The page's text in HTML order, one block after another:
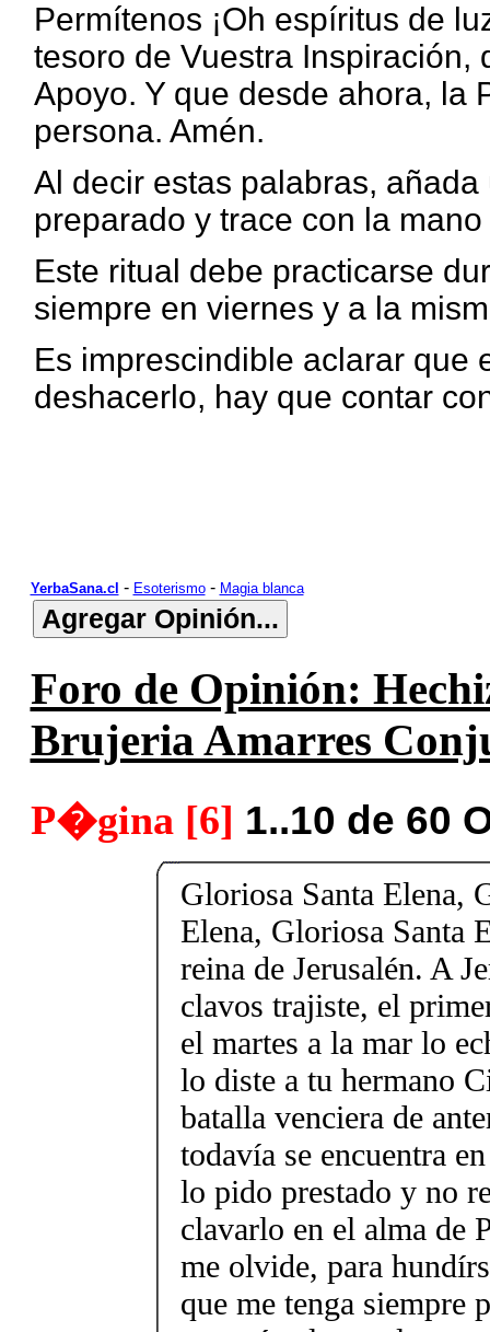
Permítenos ¡Oh espíritus de
tesoro de Vuestra Inspiración,
Apoyo. Y que desde ahora, la
persona. Amén.
Al decir estas palabras,
preparado y trace con la
Este ritual debe practicarse
siempre en viernes y a la
Es imprescindible aclarar que
deshacerlo, hay que contar
YerbaSana.cl - Esoterismo- Magia blanca
Foro de Opinión:
Brujeria Amarres
P�gina [6] 1..10 de 60
Gloriosa Santa Elena,
Elena, Gloriosa Santa
reina de Jerusalén. A
clavos trajiste, el
el martes a la mar lo
lo diste a tu hermano
batalla venciera de
todavía se encuentra
lo pido prestado y no
clavarlo en el alma de
me olvide, para
que me tenga siempre